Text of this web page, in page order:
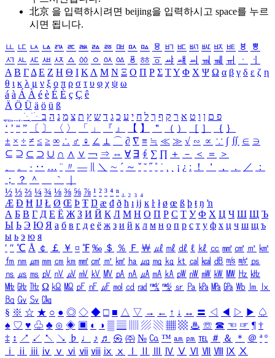
北京 을 입력하시려면 beijing을 입력하시고 space를 누르
시면 됩니다.
ㅥ ㅦ ㅧ ㅨ ㅩ ㅪ ㅫ ㅬ ㅭ ㅮ ㅯ ㅰ ㅱ ㅲ ㅳ ㅴ ㅵ ㅶ ㅷ ㅸ
ㅹ
ㅺ ㅻ ㅼ ㅽ ㅾ ㅿ ㆀ ㆁ ㆂ ㆃ ㆄ ㆅ ㆆ ㆇ ㆈ ㆉ ㆊ ㆋ ㆌ ㆍ
ㆎ
Α Β ΓΔ Ε Ζ Η Θ Ι ΚΛ Μ Ν Ξ Ο Π Ρ Σ ΤΥ Φ Χ Ψ Ω α β γ δ ε ζ η
θ ι κ λ μ ν ξ ο π ρ σ τ υ φ χ ψ ω
á à Á À é è É È ç Ç ê
Ä Ö Ü ä ö ü ß
ִֶֹ ֻּ ׁׂ פ ם ן ו ט א ר ק ף ך ל ח י ע כ ג ד ש ץ ת צ מ נ ה ב
‘ ’ “ ” 〔 〕 〈 〉 「 」 『 』 【 】 ＂ （ ） ［ ］ ｛ ｝
± × ÷ ≠ ≤ ≥ ∞ ∴ ♂ ♀ ∠ ⊥ ⌒ ∂ ∇ ≡ ≒ ≪ ≫ √ ∽ ∝ ∵ ∫ ∬ ∈ ∋
⊆ ⊇ ⊂ ⊃ ∪ ∩ ∧ ∨ ￢ ⇒ ⇔ ∀ ∃ ∮ ∑ ∏ ＋ － ＜ ＝
＞
、
。 · ‥ … ¨ 〃 ― ＼ ∼ ´ ～ ˇ ˘ ˝ ˚ ˙ ¸ ¡ ¿ ː ！ ＇ ， ． ／
：
；
？ ＾ ｀
½ ⅓ ⅔ ¼ ¾ ⅛ ⅜ ⅝ ⅞ ¹ ² ³ ⁴ ⁿ ₁ ₂ ₃ ₄
Æ Ð Ħ Ĳ Ł Ø Œ Þ Ŧ Ŋ æ đ ð ħ ı ĳ ĸ ŀ ł ø œ ß þ ŧ ŋ ŉ
А Б В Г Д Е Ё Ж З И Й К Л М Н О П Р С Т У Ф Х Ц Ч Ш Щ Ъ
Ы Ь Э Ю Я а б в г д е ё ж з и й к л м н о п р с т у ф х ц ч ш щ ъ
ы ь э ю я
′ ″ ℃ Å ￠ ￡ ￥ ¤ ℉ ‰ ＄ ％ Ｆ ￦ ㎕ ㎖ ㎗ ℓ ㎘ ㏄ ㎣ ㎤ ㎥ ㎦
㎙ ㎚ ㎛ ㎜ ㎝ ㎞ ㎟ ㎠ ㎡ ㎢ ㏊ ㎍ ㎎ ㎏ ㏏ ㎈ ㎉ ㏈ ㎧ ㎨ ㎰
㎱ ㎲ ㎳ ㎴ ㎵ ㎶ ㎷ ㎸ ㎹ ㎀ ㎁ ㎂ ㎃ ㎄ ㎺ ㎻ ㎽ ㎾ ㎿ ㎐ ㎑
㎒ ㎓ ㎔ Ω ㏀ ㏁ ㎊ ㎋ ㎌ ㏖ ㏅ ㎭ ㎮ ㎯ ㏛ ㎩ ㎪ ㎫ ㎬ ㏝ ㏐
㏓
㏃ ㏉ ㏜ ㏆
§ ※ ☆ ★ ○ ● ◎ ◇ ◆ □ ■ △ ▽ → ← ↑ ↓ ↔ 〓 ◁ ◀ ▷ ▶ ♤
♠ ♡ ♥ ♧ ♣ ⊙ ◈ ▣ ◐ ◑ ▒ ▤ ▨ ▧ ▦ ▩ ♨ ☏ ☎ ☜ ☞ ¶ †
‡ ↕ ↗ ↙ ↖ ↘ ♭ ♩ ♪ ♬ ㉿ ㈜ № ㏇ ™ ㏂ ㏘ ℡ ＃ ＆ ＊ ＠ ª º
ⅰ
ⅱ ⅲ ⅳ ⅴ ⅵ ⅶ ⅷ ⅸ ⅹ Ⅳ Ⅴ Ⅵ Ⅶ Ⅷ Ⅸ Ⅹ